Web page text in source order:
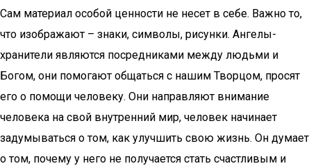
Сам материал особой ценности не несет в себе. Важно то,
что изображают – знаки, символы, рисунки. Ангелы-
хранители являются посредниками между людьми и
Богом, они помогают общаться с нашим Творцом, просят
его о помощи человеку. Они направляют внимание
человека на свой внутренний мир, человек начинает
задумываться о том, как улучшить свою жизнь. Он думает
о том, почему у него не получается стать счастливым и